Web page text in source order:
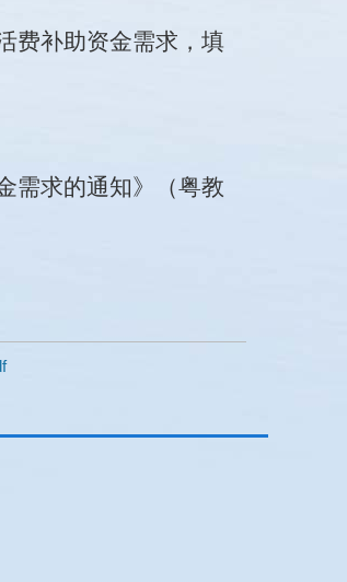
费补助资金需求，填
需求的通知》（粤教